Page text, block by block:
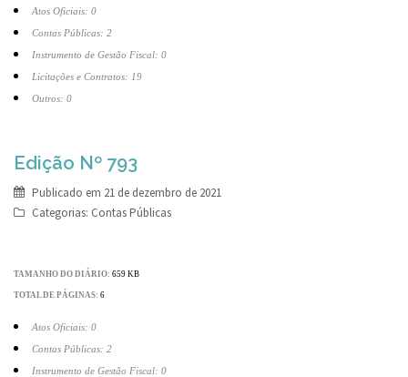
Atos Oficiais: 0
Contas Públicas: 2
Instrumento de Gestão Fiscal: 0
Licitações e Contratos: 19
Outros: 0
Edição Nº 793
Publicado em 21 de dezembro de 2021
Categorias: Contas Públicas
TAMANHO DO DIÁRIO: 659 KB
TOTAL DE PÁGINAS: 6
Atos Oficiais: 0
Contas Públicas: 2
Instrumento de Gestão Fiscal: 0